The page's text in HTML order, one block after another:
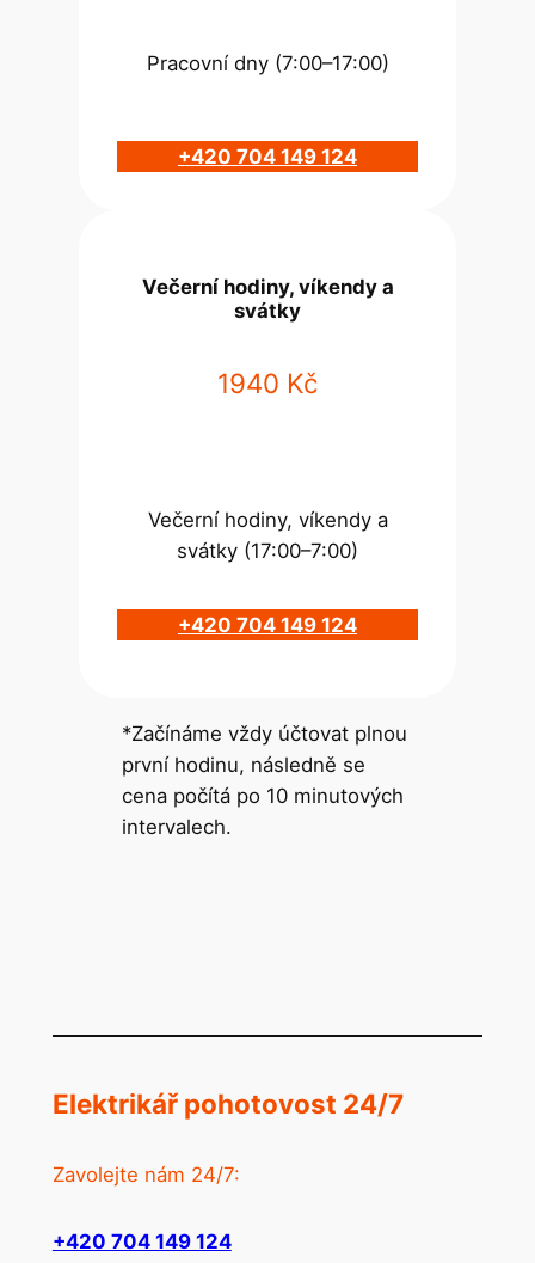
Pracovní dny (7:00–17:00)
+420 704 149 124
Večerní hodiny, víkendy a
svátky
1940 Kč
Večerní hodiny, víkendy a
svátky (17:00–7:00)
+420 704 149 124
*Začínáme vždy účtovat plnou
první hodinu, následně se
cena počítá po 10 minutových
intervalech.
Elektrikář pohotovost 24/7
Zavolejte nám 24/7:
+420 704 149 124